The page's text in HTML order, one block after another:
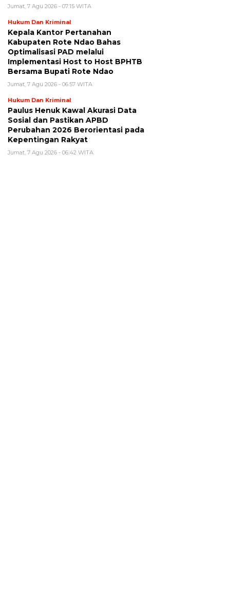
Jumat, 7 Agu 2026 - 07:15 WITA
Hukum Dan Kriminal
Kepala Kantor Pertanahan
Kabupaten Rote Ndao Bahas
Optimalisasi PAD melalui
Implementasi Host to Host BPHTB
Bersama Bupati Rote Ndao
Jumat, 7 Agu 2026 - 06:57 WITA
Hukum Dan Kriminal
Paulus Henuk Kawal Akurasi Data
Sosial dan Pastikan APBD
Perubahan 2026 Berorientasi pada
Kepentingan Rakyat
Jumat, 7 Agu 2026 - 06:42 WITA